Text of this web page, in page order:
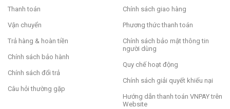
Thanh toán
Vận chuyển
Trả hàng & hoàn tiền
Chính sách bảo hành
Chính sách đổi trả
Câu hỏi thường gặp
Chính sách giao hàng
Phương thức thanh toán
Chính sách bảo mật thông tin
người dùng
Quy chế hoạt động
Chính sách giải quyết khiếu nại
Hướng dẫn thanh toán VNPAY trên
Website